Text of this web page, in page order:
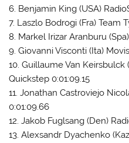
6. Benjamin King (USA)
7. Laszlo Bodrogi (Fra) Team
8. Markel Irizar Aranburu
9. Giovanni Visconti (Ita)
10. Guillaume Van
Quickstep 0:01:09.15
11. Jonathan Castroviejo
0:01:09.66
12. Jakob Fuglsang (Den)
13. Alexsandr Dyachenko